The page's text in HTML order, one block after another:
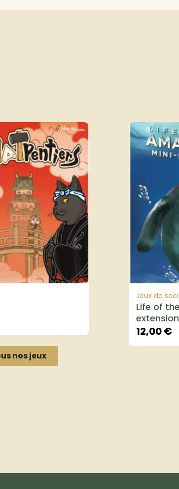
Jeux de
Life of
extension
12,00€
nos jeux